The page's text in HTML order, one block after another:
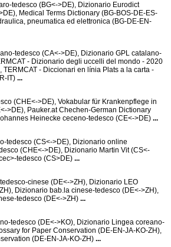
tedesco (BG<->DE), Dizionario Eurodict
Medical Terms Dictionary (BG-BOS-DE-ES-
pneumatica ed elettronica (BG-DE-EN-
tedesco (CA<->DE), Dizionario GPL catalano-
- Dizionario degli uccelli del mondo - 2020
TERMCAT - Diccionari en línia Plats a la carta -
IT) ...
(CHE<->DE), Vokabular für Krankenpflege in
>DE), Pauker.at Chechen-German Dictionary
Heinecke ceceno-tedesco (CE<->DE) ...
tedesco (CS<->DE), Dizionario online
(CHE<->DE), Dizionario Martin Vit (CS<-
tedesco (CS>DE) ...
cinese (DE<->ZH), Dizionario LEO
Dizionario bab.la cinese-tedesco (DE<->ZH),
tedesco (DE<->ZH) ...
tedesco (DE<->KO), Dizionario Lingea coreano-
for Paper Conservation (DE-EN-JA-KO-ZH),
(DE-EN-JA-KO-ZH) ...